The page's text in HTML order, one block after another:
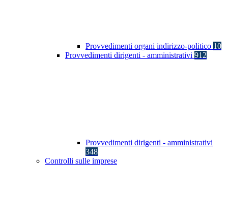
Provvedimenti organi indirizzo-politico 10
Provvedimenti dirigenti - amministrativi 912
Provvedimenti dirigenti - amministrativi
348
Controlli sulle imprese